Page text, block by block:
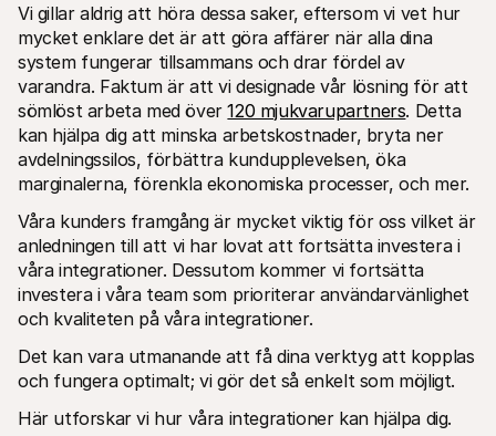
Vi gillar aldrig att höra dessa saker, eftersom vi vet hur
mycket enklare det är att göra affärer när alla dina
system fungerar tillsammans och drar fördel av
varandra. Faktum är att vi designade vår lösning för att
sömlöst arbeta med över 120 mjukvarupartners. Detta
kan hjälpa dig att minska arbetskostnader, bryta ner
avdelningssilos, förbättra kundupplevelsen, öka
marginalerna, förenkla ekonomiska processer, och mer.
Våra kunders framgång är mycket viktig för oss vilket är
anledningen till att vi har lovat att fortsätta investera i
våra integrationer. Dessutom kommer vi fortsätta
investera i våra team som prioriterar användarvänlighet
och kvaliteten på våra integrationer.
Det kan vara utmanande att få dina verktyg att kopplas
och fungera optimalt; vi gör det så enkelt som möjligt.
Här utforskar vi hur våra integrationer kan hjälpa dig.